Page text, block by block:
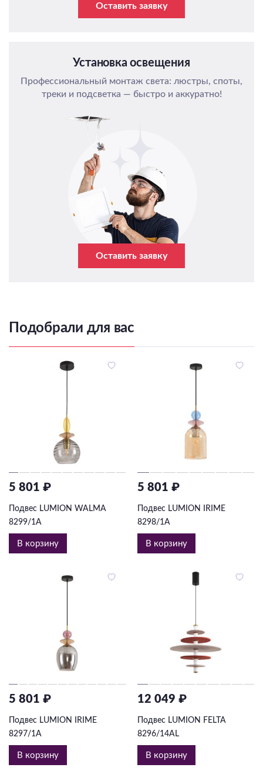
Оставить заявку
Установка освещения
Профессиональный монтаж света: люстры, споты,
треки и подсветка — быстро и аккуратно!
Оставить заявку
Подобрали для вас
5 801 ₽
Подвес LUMION WALMA
8299/1A
В корзину
5 801 ₽
Подвес LUMION IRIME
8298/1A
В корзину
5 801 ₽
Подвес LUMION IRIME
8297/1A
В корзину
12 049 ₽
Подвес LUMION FELTA
8296/14AL
В корзину